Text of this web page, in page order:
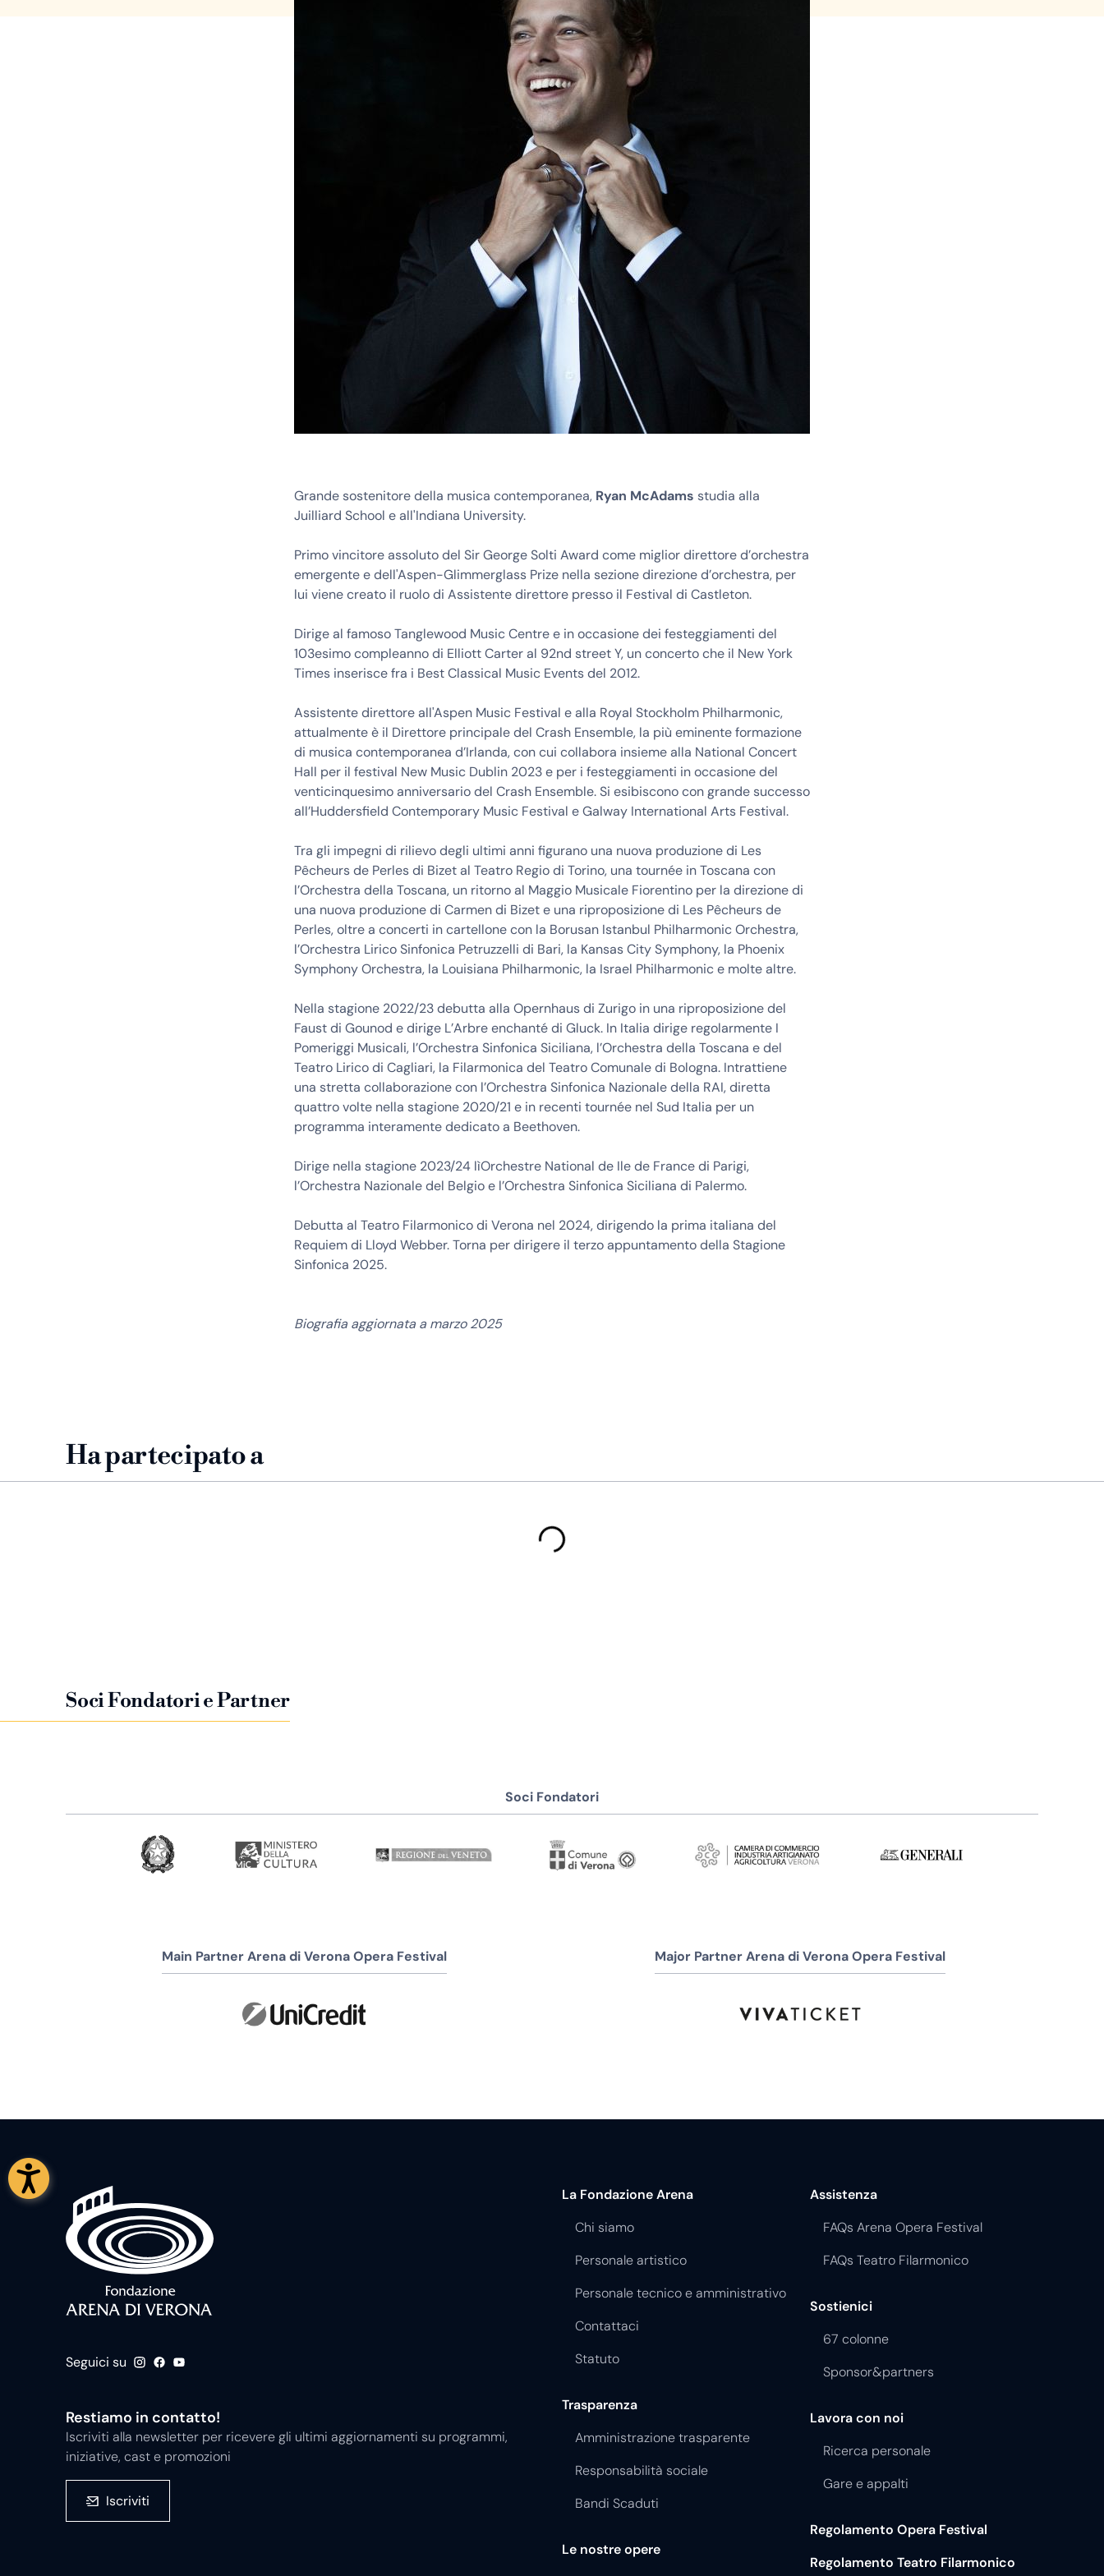
Grande sostenitore della musica contemporanea, Ryan McAdams studia alla
Juilliard School e all'Indiana University.
Primo vincitore assoluto del Sir George Solti Award come miglior direttore d’orchestra
emergente e dell'Aspen-Glimmerglass Prize nella sezione direzione d’orchestra, per
lui viene creato il ruolo di Assistente direttore presso il Festival di Castleton.
Dirige al famoso Tanglewood Music Centre e in occasione dei festeggiamenti del
103esimo compleanno di Elliott Carter al 92nd street Y, un concerto che il New York
Times inserisce fra i Best Classical Music Events del 2012.
Assistente direttore all'Aspen Music Festival e alla Royal Stockholm Philharmonic,
attualmente è il Direttore principale del Crash Ensemble, la più eminente formazione
di musica contemporanea d’Irlanda, con cui collabora insieme alla National Concert
Hall per il festival New Music Dublin 2023 e per i festeggiamenti in occasione del
venticinquesimo anniversario del Crash Ensemble. Si esibiscono con grande successo
all’Huddersfield Contemporary Music Festival e Galway International Arts Festival.
Tra gli impegni di rilievo degli ultimi anni figurano una nuova produzione di Les
Pêcheurs de Perles di Bizet al Teatro Regio di Torino, una tournée in Toscana con
l’Orchestra della Toscana, un ritorno al Maggio Musicale Fiorentino per la direzione di
una nuova produzione di Carmen di Bizet e una riproposizione di Les Pêcheurs de
Perles, oltre a concerti in cartellone con la Borusan Istanbul Philharmonic Orchestra,
l’Orchestra Lirico Sinfonica Petruzzelli di Bari, la Kansas City Symphony, la Phoenix
Symphony Orchestra, la Louisiana Philharmonic, la Israel Philharmonic e molte altre.
Nella stagione 2022/23 debutta alla Opernhaus di Zurigo in una riproposizione del
Faust di Gounod e dirige L’Arbre enchanté di Gluck. In Italia dirige regolarmente I
Pomeriggi Musicali, l’Orchestra Sinfonica Siciliana, l’Orchestra della Toscana e del
Teatro Lirico di Cagliari, la Filarmonica del Teatro Comunale di Bologna. Intrattiene
una stretta collaborazione con l’Orchestra Sinfonica Nazionale della RAI, diretta
quattro volte nella stagione 2020/21 e in recenti tournée nel Sud Italia per un
programma interamente dedicato a Beethoven.
Dirige nella stagione 2023/24 lìOrchestre National de Ile de France di Parigi,
l’Orchestra Nazionale del Belgio e l’Orchestra Sinfonica Siciliana di Palermo.
Debutta al Teatro Filarmonico di Verona nel 2024, dirigendo la prima italiana del
Requiem di Lloyd Webber. Torna per dirigere il terzo appuntamento della Stagione
Sinfonica 2025.
Biografia aggiornata a marzo 2025
Ha partecipato a
Soci Fondatori e Partner
Soci Fondatori
Main Partner Arena di Verona Opera Festival Major Partner Arena di Verona Opera Festival
Seguici su
Restiamo in contatto!
Iscriviti alla newsletter per ricevere gli ultimi aggiornamenti su programmi,
iniziative, cast e promozioni
Iscriviti
La Fondazione Arena
Chi siamo
Personale artistico
Personale tecnico e amministrativo
Contattaci
Statuto
Trasparenza
Amministrazione trasparente
Responsabilità sociale
Bandi Scaduti
Le nostre opere
Assistenza
FAQs Arena Opera Festival
FAQs Teatro Filarmonico
Sostienici
67 colonne
Sponsor&partners
Lavora con noi
Ricerca personale
Gare e appalti
Regolamento Opera Festival
Regolamento Teatro Filarmonico